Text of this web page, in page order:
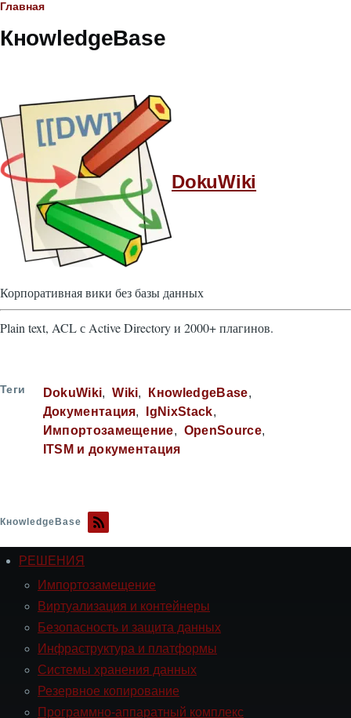
Строка
навигации
Главная
КнowledgeBase
DokuWiki
Корпоративная вики без базы данных
Plain text, ACL с Active Directory и 2000+ плагинов.
Теги DokuWiki Wiki
КнowledgeBase
Документация
IgNixStack
Импортозамещение
OpenSource
ITSM и документация
КнowledgeBase
Навигация
РЕШЕНИЯ
РЕШЕНИЯ
Импортозамещение
Виртуализация и контейнеры
Безопасность и защита данных
Инфраструктура и платформы
Системы хранения данных
Резервное копирование
Программно-аппаратный комплекс